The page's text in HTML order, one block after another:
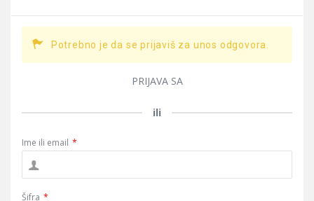
Potrebno je da se prijaviš za unos odgovora.
PRIJAVA SA
ili
Ime ili email *
Šifra *